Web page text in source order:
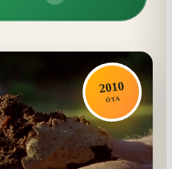
2010
ÓTA